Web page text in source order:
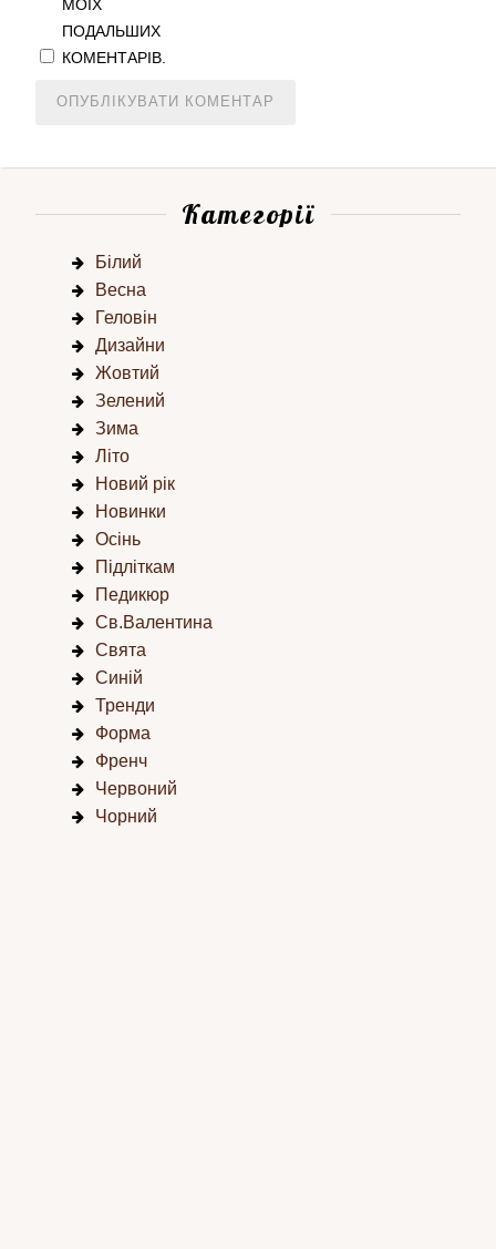
МОЇХ
ПОДАЛЬШИХ
КОМЕНТАРІВ.
Категорії
Білий
Весна
Геловін
Дизайни
Жовтий
Зелений
Зима
Літо
Новий рік
Новинки
Осінь
Підліткам
Педикюр
Св.Валентина
Свята
Синій
Тренди
Форма
Френч
Червоний
Чорний